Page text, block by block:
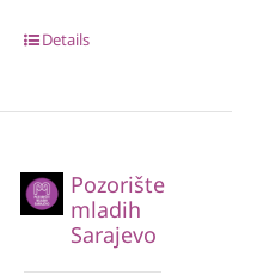
Details
Pozorište
mladih
Sarajevo